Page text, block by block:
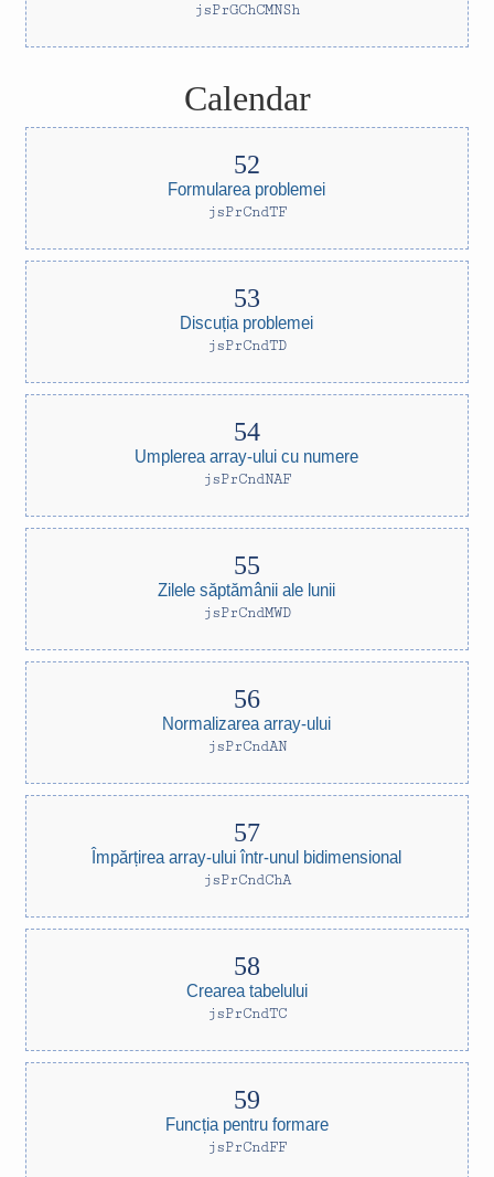
jsPrGChCMNSh
Calendar
Formularea problemei
jsPrCndTF
Discuția problemei
jsPrCndTD
Umplerea array-ului cu numere
jsPrCndNAF
Zilele săptămânii ale lunii
jsPrCndMWD
Normalizarea array-ului
jsPrCndAN
Împărțirea array-ului într-unul bidimensional
jsPrCndChA
Crearea tabelului
jsPrCndTC
Funcția pentru formare
jsPrCndFF